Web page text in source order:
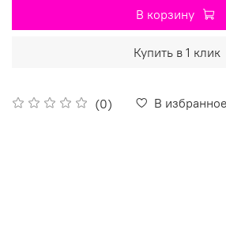
(0) В избранное
В корзину
Купить в 1 клик